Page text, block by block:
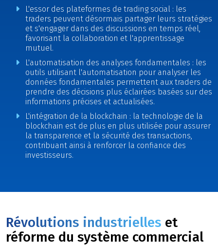
L'essor des plateformes de trading social : les
traders peuvent désormais partager leurs stratégies
et s'engager dans des discussions en temps réel,
favorisant la collaboration et l'apprentissage
mutuel.
L'automatisation des analyses fondamentales : les
outils utilisant l'automatisation pour analyser les
données fondamentales permettent aux traders de
prendre des décisions plus éclairées basées sur des
informations précises et actualisées.
L'intégration de la blockchain : la technologie de la
blockchain est de plus en plus utilisée pour assurer
la transparence et la sécurité des transactions,
contribuant ainsi à renforcer la confiance des
investisseurs.
Révolutions industrielles et
réforme du système commercial